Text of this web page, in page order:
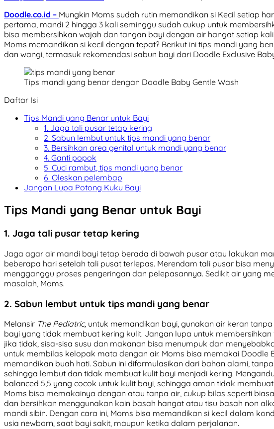
Doodle.co.id – Mungkin Moms sudah rutin memandikan si Kecil setiap
pertama, mandi 2 hingga 3 kali seminggu sudah cukup untuk
bisa membersihkan wajah dan tangan bayi dengan air hangat setiap
Moms memandikan si kecil dengan tepat? Berikut ini tips mandi yang
dan wangi, termasuk rekomendasi sabun bayi dari Doodle Exclusive
Tips mandi yang benar dengan Doodle Baby Gentle Wash
Daftar Isi
Tips Mandi yang Benar untuk Bayi
1. Jaga tali pusar tetap kering
2. Sabun lembut untuk tips mandi yang benar
3. Bersihkan area genital untuk mandi yang benar
4. Ganti popok
5. Cuci rambut, tips mandi yang benar
6. Oleskan pelembap
Jangan Lupa Potong Kuku Bayi
Tips Mandi yang Benar untuk Bayi
1. Jaga tali pusar tetap kering
Jaga agar air mandi bayi tetap berada di bawah pusar atau lakukan
beberapa hari setelah tali pusat terlepas. Merendam tali pusar bisa
mengganggu proses pengeringan dan pelepasannya. Sedikit air yang
masalah, Moms.
2. Sabun lembut untuk tips mandi yang benar
Melansir The Pediatric, untuk memandikan bayi, gunakan air keran
bayi yang tidak membuat kering kulit. Jangan lupa untuk
jika tidak, sisa-sisa susu dan makanan bisa menumpuk dan
untuk membilas kelopak mata dengan air. Moms bisa memakai Doodle
memandikan buah hati. Sabun ini diformulasikan dari bahan alami,
sehingga lembut dan tidak membuat kulit bayi menjadi kering.
balanced 5,5 yang cocok untuk kulit bayi, sehingga aman tidak
Moms bisa memakainya dengan atau tanpa air, cukup bilas seperti
dan bersihkan menggunakan kain basah hangat atau tisu basah non
mandi sibin. Dengan cara ini, Moms bisa memandikan si kecil dalam
usia newborn, saat bayi sakit, maupun ketika dalam perjalanan.